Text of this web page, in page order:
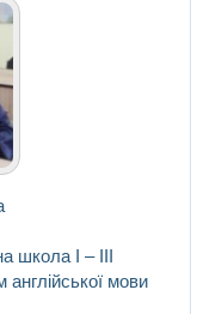
школа І – ІІІ
мови